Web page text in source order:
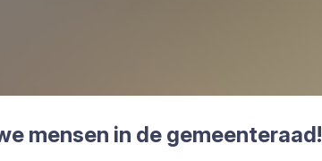
men­sen in de gemeen­te­raad!